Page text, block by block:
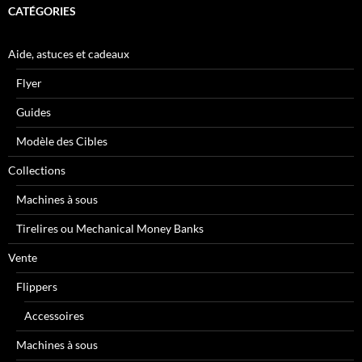
CATÉGORIES
Aide, astuces et cadeaux
Flyer
Guides
Modèle des Cibles
Collections
Machines à sous
Tirelires ou Mechanical Money Banks
Vente
Flippers
Accessoires
Machines à sous